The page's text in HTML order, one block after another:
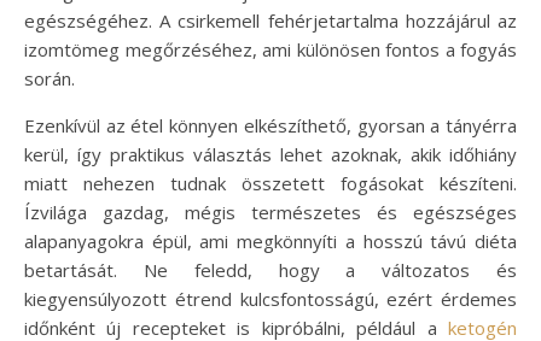
egészségéhez. A csirkemell fehérjetartalma hozzájárul az
izomtömeg megőrzéséhez, ami különösen fontos a fogyás
során.
Ezenkívül az étel könnyen elkészíthető, gyorsan a tányérra
kerül, így praktikus választás lehet azoknak, akik időhiány
miatt nehezen tudnak összetett fogásokat készíteni.
Ízvilága gazdag, mégis természetes és egészséges
alapanyagokra épül, ami megkönnyíti a hosszú távú diéta
betartását. Ne feledd, hogy a változatos és
kiegyensúlyozott étrend kulcsfontosságú, ezért érdemes
időnként új recepteket is kipróbálni, például a ketogén